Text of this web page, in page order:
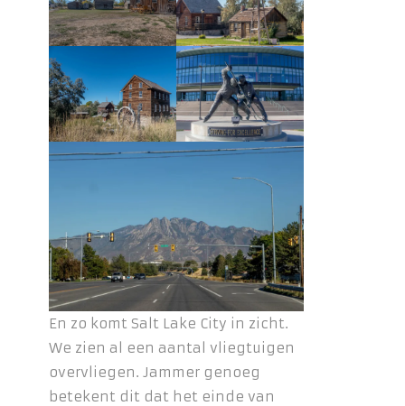
En zo komt Salt Lake City in zicht.
We zien al een aantal vliegtuigen
overvliegen. Jammer genoeg
betekent dit dat het einde van